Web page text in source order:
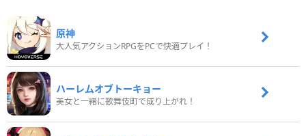
原神
大人気アクションRPGをPCで快適プレイ！
ハーレムオブトーキョー
美女と一緒に歌舞伎町で成り上がれ！